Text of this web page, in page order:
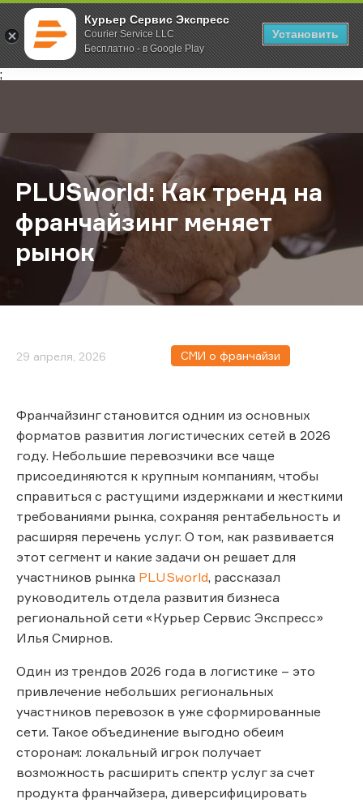
Курьер Сервис Экспресс
Courier Service LLC
Бесплатно - в Google Play
Установить
;
Главная О компании Новости PLUSworld: Как тренд на
PLUSworld: Как тренд на
франчайзинг меняет
рынок
29 апреля, 2026 СМИ о франчайзи
Франчайзинг становится одним из основных
форматов развития логистических сетей в 2026
году. Небольшие перевозчики все чаще
присоединяются к крупным компаниям, чтобы
справиться с растущими издержками и жесткими
требованиями рынка, сохраняя рентабельность и
расширяя перечень услуг. О том, как развивается
этот сегмент и какие задачи он решает для
участников рынка PLUSworld, рассказал
руководитель отдела развития бизнеса
региональной сети «Курьер Сервис Экспресс»
Илья Смирнов.
Один из трендов 2026 года в логистике – это
привлечение небольших региональных
участников перевозок в уже сформированные
сети. Такое объединение выгодно обеим
сторонам: локальный игрок получает
возможность расширить спектр услуг за счет
продукта франчайзера, диверсифицировать